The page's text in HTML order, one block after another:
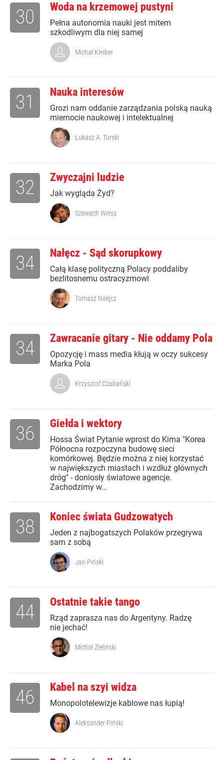
Woda na krzemowej pustyni
Pełna autonomia nauki jest mitem
szkodliwym dla niej samej
30
Michał Kleiber
Nauka interesów
Grozi nam oddanie zarządzania polską nauką
miernocie naukowej i intelektualnej
31
Łukasz A. Turski
Zwyczajni ludzie
Jak wygląda Żyd?
32
Szewach Weiss
Nałęcz - Sąd skorupkowy
Całą klasę polityczną Polacy poddaliby
bezlitosnemu ostracyzmowi
34
Tomasz Nałęcz
Zawracanie gitary - Nie oddamy Pola
Opozycję i mass media kłują w oczy sukcesy
Marka Pola
34
Krzysztof Czabański
Giełda i wektory
Hossa Świat Pytanie wprost do Kima "Korea
Północna rozpoczyna budowę sieci
komórkowej. Będzie można z niej korzystać
w największych miastach i wzdłuż głównych
dróg" - doniosły światowe agencje.
Zachodzimy w...
36
Koniec świata Gudzowatych
Jeden z najbogatszych Polaków przegrywa
sam z sobą
38
Jan Piński
Ostatnie takie tango
Rząd zaprasza nas do Argentyny. Radzę
nie jechać!
44
Michał Zieliński
Kabel na szyi widza
Monopolotelewizje kablowe nas łupią!
46
Aleksander Piński